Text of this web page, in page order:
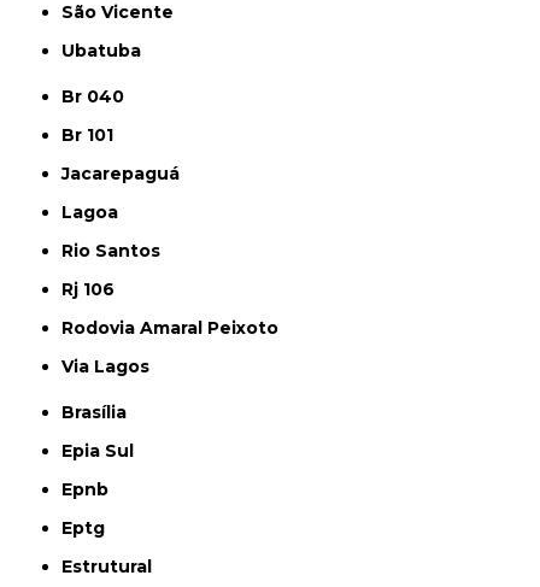
São Vicente
Ubatuba
Br 040
Br 101
Jacarepaguá
Lagoa
Rio Santos
Rj 106
Rodovia Amaral Peixoto
Via Lagos
Brasília
Epia Sul
Epnb
Eptg
Estrutural